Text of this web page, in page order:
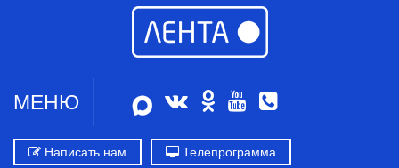
МЕНЮ
Написать нам Телепрограмма